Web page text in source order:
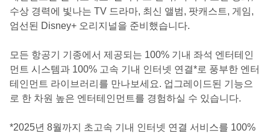
수상 경력에 빛나는 TV 드라마, 최신 앨범, 팟캐스트, 게임,
엄선된 Disney+ 오리지널을 준비했습니다.
모든 항공기 기종에서 제공되는 100% 기내 좌석 엔터테인
먼트 시스템과 100% 고속 기내 인터넷 연결*로 풍부한 엔터
테인먼트 라이브러리를 만나보세요. 업그레이드된 기능으
로 한 차원 높은 엔터테인먼트를 경험하실 수 있습니다.
*2025년 8월까지 초고속 기내 인터넷 연결 서비스를 100%